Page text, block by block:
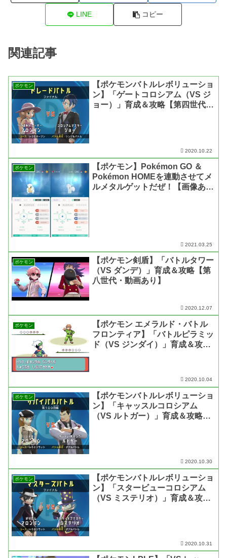
LINE コピー
関連記事
ポケモン
【ポケモンバトルレボリューショ
ン】「ゲートコロシアム（VS ジ
ョー）」育成＆攻略【第四世代・
2020.10.22
ポケモン
【ポケモン】Pokémon GO ＆
Pokémon HOMEを連動させてメ
ルメタルゲットだぜ！【画像あ
2021.03.25
ポケモン
【ポケモン剣盾】「バトルタワー
（VS ダンデ）」育成＆攻略【第
八世代・動画あり】
2020.12.07
ポケモン
【ポケモン エメラルド・バトル
フロンティア】「バトルピラミッ
ド（VS ジンダイ）」育成＆攻略
2020.10.04
ポケモン
【ポケモンバトルレボリューショ
ン】「キャッスルコロシアム
（VS ルトガー）」育成＆攻略
2020.10.30
ポケモン
【ポケモンバトルレボリューショ
ン】「スタービューコロシアム
（VS ミステリオ）」育成＆攻略
2020.10.31